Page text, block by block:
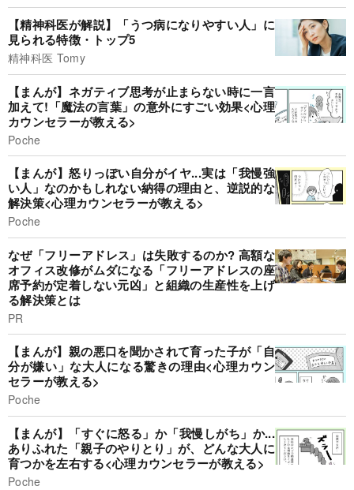
【精神科医が解説】「うつ病になりやすい人」に
見られる特徴・トップ5
精神科医 Tomy
【まんが】ネガティブ思考が止まらない時に一言
加えて!「魔法の言葉」の意外にすごい効果<心理
カウンセラーが教える>
Poche
【まんが】怒りっぽい自分がイヤ...実は「我慢強
い人」なのかもしれない納得の理由と、逆説的な
解決策<心理カウンセラーが教える>
Poche
なぜ「フリーアドレス」は失敗するのか? 高額な
オフィス改修がムダになる「フリーアドレスの座
席予約が定着しない元凶」と組織の生産性を上げ
る解決策とは
PR
【まんが】親の悪口を聞かされて育った子が「自
分が嫌い」な大人になる驚きの理由<心理カウン
セラーが教える>
Poche
【まんが】「すぐに怒る」か「我慢しがち」か...
ありふれた「親子のやりとり」が、どんな大人に
育つかを左右する<心理カウンセラーが教える>
Poche